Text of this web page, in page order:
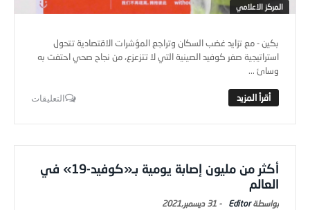
المركز الاعلامي
بكين - مع تزايد غضب السكان وتراجع المؤشرات الاقتصادية تتحول
استراتيجية صفر كوفيد الصينية التي لا تتزعزع، من نجاح صحي احتفت به
وسائ ...
التعليقات
أكثر من مليون إصابة يومية بـ«كوفيد-19» في
العالم
Editor
- 31 ديسمبر,2021